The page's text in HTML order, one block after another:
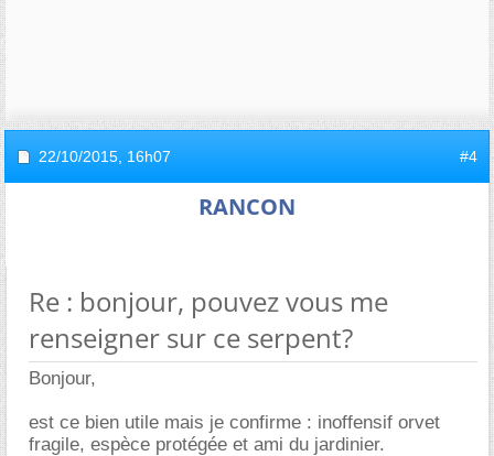
22/10/2015, 16h07 #4
RANCON
Re : bonjour, pouvez vous me
renseigner sur ce serpent?
Bonjour,
est ce bien utile mais je confirme : inoffensif orvet
fragile, espèce protégée et ami du jardinier.